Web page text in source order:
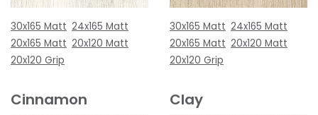
30x165 Matt 24x165 Matt
20x165 Matt 20x120 Matt
20x120 Grip
30x165 Matt 24x165 Matt
20x165 Matt 20x120 Matt
20x120 Grip
Cinnamon Clay